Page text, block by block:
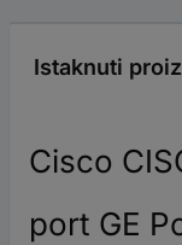
Istaknuti
Cisco
port GE